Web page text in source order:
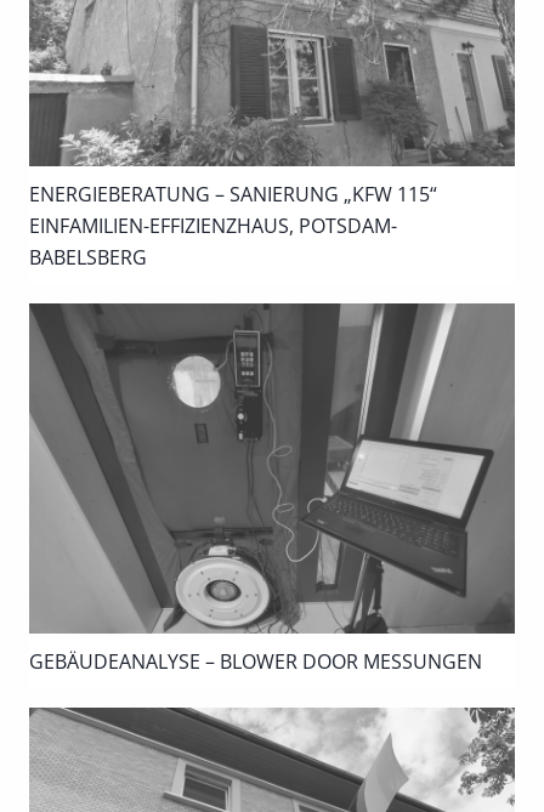
ENERGIEBERATUNG – SANIERUNG „KFW 115“
EINFAMILIEN-EFFIZIENZHAUS, POTSDAM-
BABELSBERG
GEBÄUDEANALYSE – BLOWER DOOR MESSUNGEN